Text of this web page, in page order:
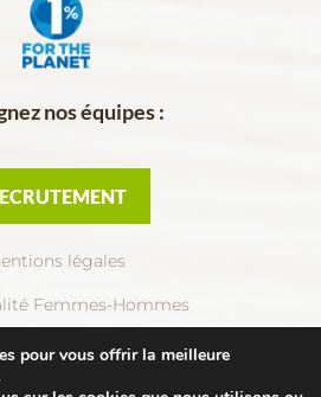
nos équipes :
légales
Femmes-Hommes
de confidentialité
pour vous offrir la meilleure